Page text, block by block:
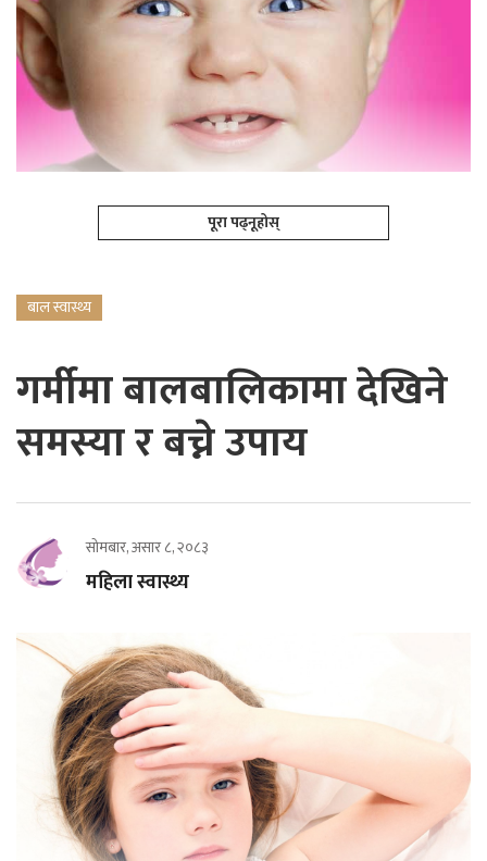
पूरा पढ्नूहोस्
बाल स्वास्थ्य
गर्मीमा बालबालिकामा देखिने
समस्या र बच्ने उपाय
सोमबार, असार ८, २०८३
महिला स्वास्थ्य